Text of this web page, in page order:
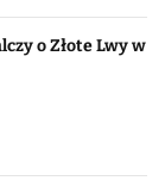
o Złote Lwy w